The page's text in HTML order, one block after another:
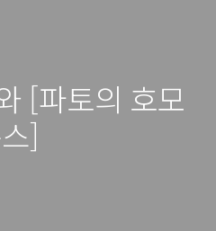
[파토의 호모
]